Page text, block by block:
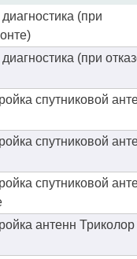
(при
(при
спутниковой
спутниковой
спутниковой
антенн